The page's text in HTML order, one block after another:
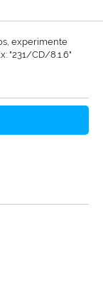
experimente
"231/CD/8.1.6"